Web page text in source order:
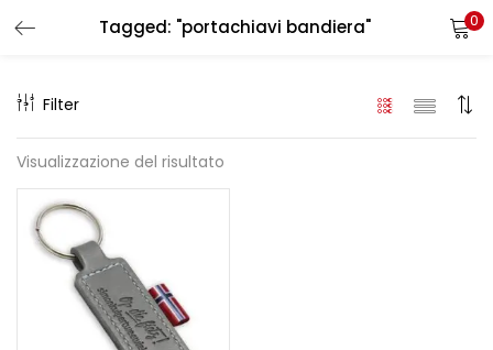
Tagged: "portachiavi bandiera" 0
Filter
Visualizzazione del risultato
LOGIN REGISTER
Enter your username and password to login.
Remember me